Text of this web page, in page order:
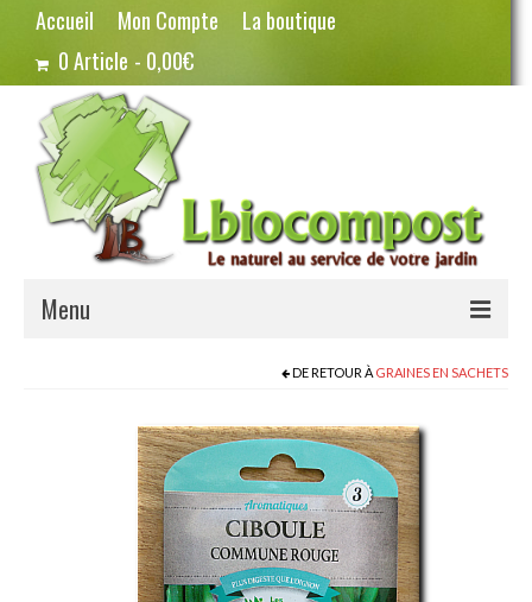
Accueil Mon Compte
La boutique
0 Article
0,00€
Menu
Potager – Graines
Haricots
DE RETOUR À GRAINES EN SACHETS